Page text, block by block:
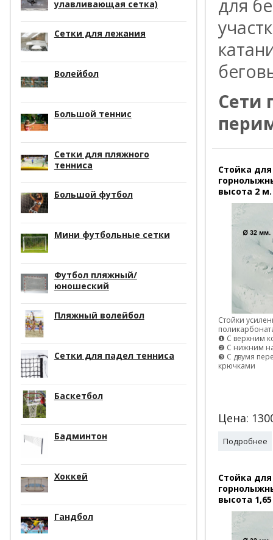
улавливающая сетка)
Сетки для лежания
Волейбол
Большой теннис
Сетки для пляжного
тенниса
Большой футбол
Мини футбольные сетки
Футбол пляжный/
юношеский
Пляжный волейбол
Сетки для падел тенниса
Баскетбол
Бадминтон
Хоккей
Гандбол
для
Сети
Стойка для
высота 2 м.
Стойки
❶ С верхним
❷ C нижним
❸ C двумя
крючками
Цена:
Подробнее
Стойка для
высота